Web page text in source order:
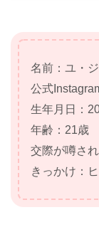
名前：ユ・
公式
生年月日：
年齢：21歳
交際が噂さ
きっかけ：